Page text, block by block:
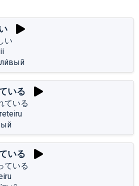
い
いる
ている
いる
ている